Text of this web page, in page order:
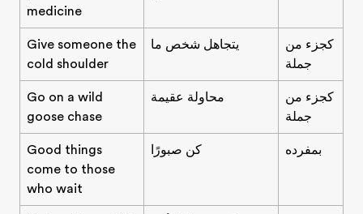
medicine
Give someone the
cold shoulder
يتجاهل شخص ما
كجزء من
جملة
Go on a wild
goose chase
محاولة عقيمة
كجزء من
جملة
Good things
come to those
who wait
كن صبورًا بمفرده